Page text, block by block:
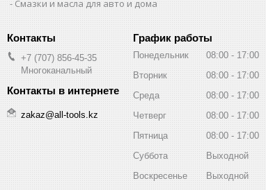
Смазки и масла для авто и дома
+7 (707) 856-45-35
Многоканальный
zakaz@all-tools.kz
График работы
Понедельник 08:00
17:00
Вторник
08:00
17:00
Среда
08:00
17:00
Четверг
08:00
17:00
Пятница
08:00
17:00
Суббота
Выходной
Воскресенье
Выходной